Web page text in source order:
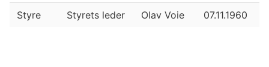
Styre Styrets leder Olav Voie 07.11.1960